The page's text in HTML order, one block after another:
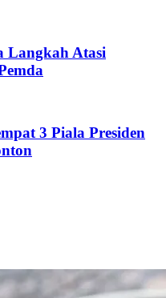
Langkah Atasi
3 Piala Presiden